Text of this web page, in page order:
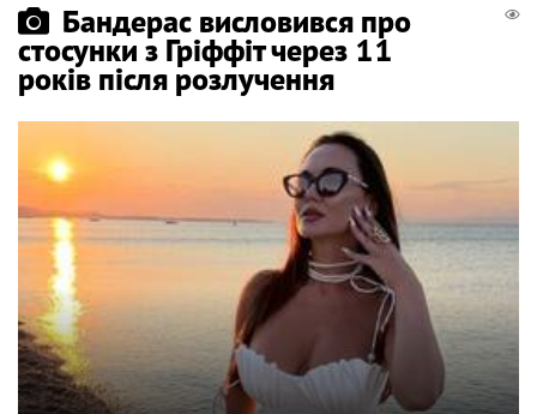
Бандерас висловився про
стосунки з Гріффіт через 11
років після розлучення